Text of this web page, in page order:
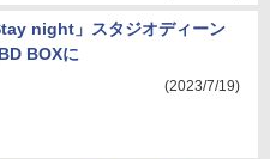
night」スタジオディーン
BOXに
(2023/7/19)